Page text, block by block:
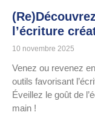
l’écriture
10 novembre 2025
Venez ou revenez
outils favorisant
Éveillez le goût de
main !